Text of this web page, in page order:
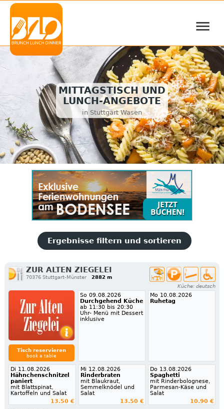
≡
MITTAGSTISCH UND
LUNCH-ANGEBOTE
in Stuttgart Wasen
Ergebnisse filtern und sortieren
ZUR ALTEN ZIEGELEI
70376 Stuttgart-Münster
2882 m
Küche: deutsch
Tisch reservieren
book a table
So 09.08.2026
Durchgehend Küche
ab 11:30 bis 20:30
Uhr- Menü mit Dessert
inklusive
Mo 10.08.2026
Ruhetag
Di 11.08.2026
Hähnchenschnitzel
paniert
mit Blattspinat,
Kartoffeln und Salat
13.50 €
Mi 12.08.2026
Rinderbraten
mit Blaukraut,
Semmelknödel und
Salat
13.50 €
Do 13.08.2026
Spaghetti
mit Rinderbolognese,
Parmesan-Käse und
Salat
10.90 €